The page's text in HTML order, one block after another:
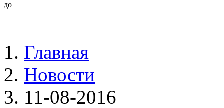
до
Главная
Новости
11-08-2016